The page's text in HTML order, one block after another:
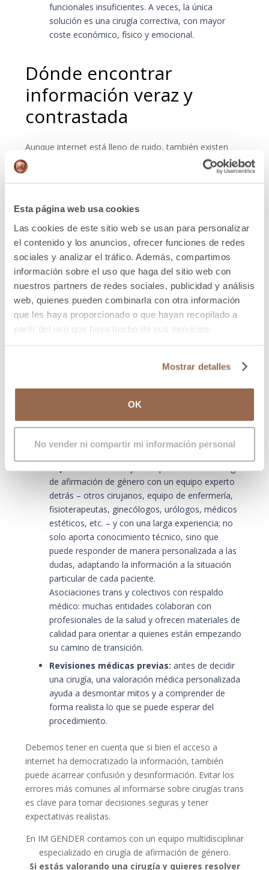
Esta página web usa cookies
Las cookies de este sitio web se usan para personalizar
el contenido y los anuncios, ofrecer funciones de redes
sociales y analizar el tráfico. Además, compartimos
información sobre el uso que haga del sitio web con
nuestros partners de redes sociales, publicidad y análisis
web, quienes pueden combinarla con otra información
que les haya proporcionado o que hayan recopilado a
partir del uso que haya hecho de sus servicios.
Mostrar detalles
OK
No vender ni compartir mi información personal
funcionales insuficientes. A veces, la única
solución es una cirugía correctiva, con mayor
coste económico, físico y emocional.
Dónde encontrar
información veraz y
contrastada
Aunque internet está lleno de ruido, también existen
recursos fiables con información veraz y contrastada.
Además, también se puede encontrar orientación
Guías y estándares internacionales:
Standards of Care de la WPATH son la referencia
mundial en la atención médica de personas trans.
Están elaborados por un equipo multidisciplinar y
se actualizan periódicamente para reflejar los
avances científicos. Confía en ellos y en las
clínicas o equipo médicos que los sigan y
participen de sus formaciones.
Clínicas especializadas y con experiencia
25 años, que publican información abierta, clara y
complicaciones, son fuentes fiables. La
transparencia y la experiencia acumulada son un
de afirmación de género con un equipo experto
detrás – otros cirujanos, equipo de enfermería,
fisioterapeutas, ginecólogos, urólogos, médicos
estéticos, etc. – y con una larga experiencia; no
solo aporta conocimiento técnico, sino que
puede responder de manera personalizada a las
dudas, adaptando la información a la situación
particular de cada paciente.
Asociaciones trans y colectivos con respaldo
médico: muchas entidades colaboran con
profesionales de la salud y ofrecen materiales de
calidad para orientar a quienes están empezando
su camino de transición.
Revisiones médicas previas: antes de decidir
una cirugía, una valoración médica personalizada
ayuda a desmontar mitos y a comprender de
forma realista lo que se puede esperar del
procedimiento.
Debemos tener en cuenta que si bien el acceso a
internet ha democratizado la información, también
puede acarrear confusión y desinformación. Evitar los
errores más comunes al informarse sobre cirugías trans
es clave para tomar decisiones seguras y tener
expectativas realistas.
En IM GENDER contamos con un equipo multidisciplinar
especializado en cirugía de afirmación de género.
Si estás valorando una cirugía y quieres resolver